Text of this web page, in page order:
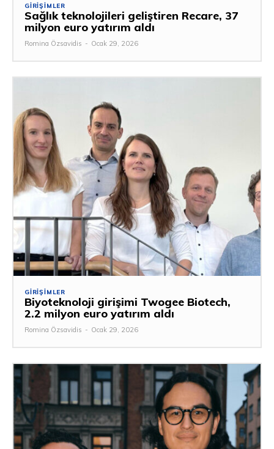
GIRIŞIMLER
Sağlık teknolojileri geliştiren Recare, 37
milyon euro yatırım aldı
Romina Özsavidis - Ocak 29, 2026
GIRIŞIMLER
Biyoteknoloji girişimi Twogee Biotech,
2.2 milyon euro yatırım aldı
Romina Özsavidis - Ocak 29, 2026